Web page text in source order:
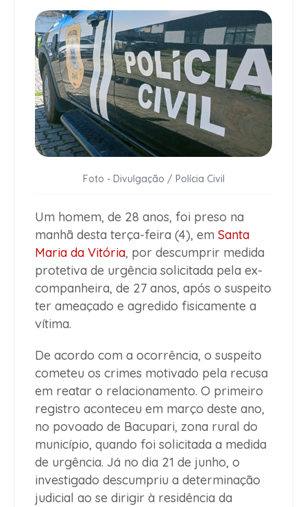
Foto - Divulgação / Polícia Civil
Um homem, de 28 anos, foi preso na
manhã desta terça-feira (4), em Santa
Maria da Vitória, por descumprir medida
protetiva de urgência solicitada pela ex-
companheira, de 27 anos, após o suspeito
ter ameaçado e agredido fisicamente a
vítima.
De acordo com a ocorrência, o suspeito
cometeu os crimes motivado pela recusa
em reatar o relacionamento. O primeiro
registro aconteceu em março deste ano,
no povoado de Bacupari, zona rural do
município, quando foi solicitada a medida
de urgência. Já no dia 21 de junho, o
investigado descumpriu a determinação
judicial ao se dirigir à residência da